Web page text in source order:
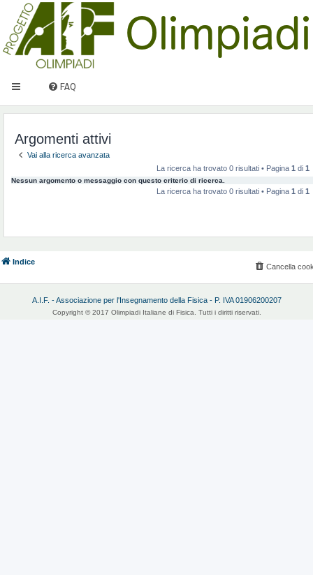
FAQ
Argomenti attivi
Vai alla ricerca avanzata
La ricerca ha trovato 0 risultati • Pagina 1 di 1
Nessun argomento o messaggio con questo criterio di ricerca.
La ricerca ha trovato 0 risultati • Pagina 1 di 1
Indice
Cancella
A.I.F. - Associazione per l'Insegnamento della Fisica - P. IVA 01906200207
Copyright © 2017 Olimpiadi Italiane di Fisica. Tutti i diritti riservati.